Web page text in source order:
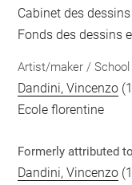
Cabinet des dessins
Fonds des dessins
Artist/maker /
Dandini, Vincenzo
Ecole florentine
Formerly attributed
Dandini, Vincenzo